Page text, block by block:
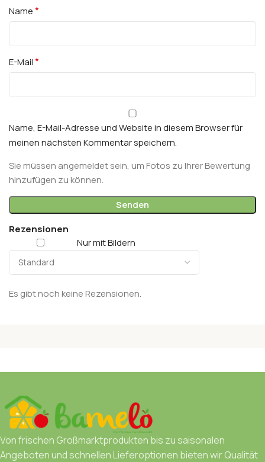
Rezensionen
Nur mit Bildern
Es gibt noch keine Rezensionen.
Name*
E-Mail*
Name, E-Mail-Adresse und Website in diesem Browser für
meinen nächsten Kommentar speichern.
Sie müssen angemeldet sein, um Fotos zu Ihrer Bewertung
hinzufügen zu können.
Von frischen Großmarktprodukten bis zu saisonalen
Angeboten und schnellen Lieferoptionen bieten wir Qualität